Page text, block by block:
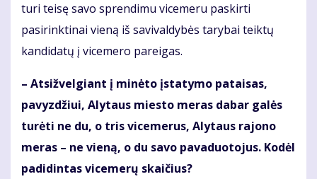
turi teisę savo sprendimu vicemeru paskirti
pasirinktinai vieną iš savivaldybės tarybai teiktų
kandidatų į vicemero pareigas.
– Atsižvelgiant į minėto įstatymo pataisas,
pavyzdžiui, Alytaus miesto meras dabar galės
turėti ne du, o tris vicemerus, Alytaus rajono
meras – ne vieną, o du savo pavaduotojus. Kodėl
padidintas vicemerų skaičius?